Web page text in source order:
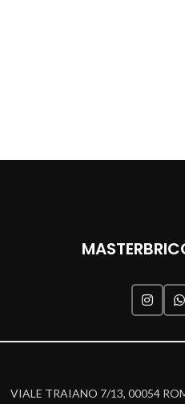
VIALE TRAIANO 7/13, 00054